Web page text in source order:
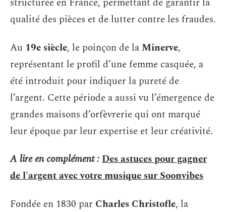
qualité des pièces et de lutter contre les fraudes.
Au 19e siècle, le poinçon de la Minerve,
représentant le profil d’une femme casquée, a
été introduit pour indiquer la pureté de
l’argent. Cette période a aussi vu l’émergence de
grandes maisons d’orfèvrerie qui ont marqué
leur époque par leur expertise et leur créativité.
A lire en complément :Des astuces pour gagner
de l'argent avec votre musique sur Soonvibes
Fondée en 1830 par Charles Christofle, la